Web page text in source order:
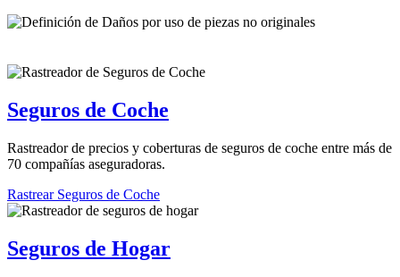
Seguros de Coche
Rastreador de precios y coberturas de seguros de coche entre más de
70 compañías aseguradoras.
Rastrear Seguros de Coche
Seguros de Hogar